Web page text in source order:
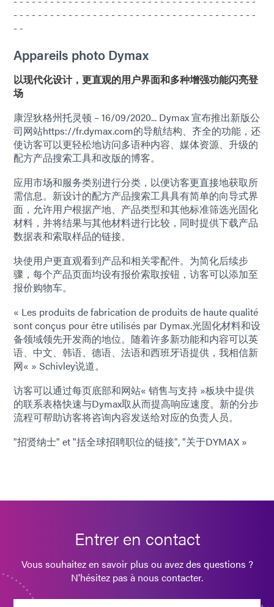
- - - - - - - - - - - - - - - - - - - - - - - - - - - - - - - - - - - - - - - -
- -
Appareils photo Dymax
以现代化设计，更直观的用户界面和多种增强功能闪亮登
场
康涅狄格州托灵顿 – 16/09/2020... Dymax 宣布推出新版公
司网站https://fr.dymax.com的导航结构、齐全的功能，还
使访客可以更轻松地访问多语种内容、媒体资源、升级的
配方产品搜索工具和改版的博客。
应用市场和服务类别进行分类，以便访客更直接地获取所
需信息。新设计的配方产品搜索工具具有简单的向导式界
面，允许用户根据产地、产品类型和其他标准筛选光固化
材料，并将结果与其他材料进行比较，同时提供下载产品
数据表和索取样品的链接。
块使用户更直观看到产品和相关零配件。为简化后续步
骤，每个产品页面均设有报价索取按钮，访客可以添加至
报价购物车。
« Les produits de fabrication de produits de haute qualité
sont conçus pour être utilisés par Dymax.光固化材料和设
备领域领先开发商的地位。随着许多新功能和内容可以英
语、中文、韩语、德语、法语和西班牙语提供，我相信新
网« » Schivley说道。
访客可以通过每页底部和网站« 销售与支持 »板块中提供
的联系表格快速与Dymax取从而提高响应速度。新的分步
流程可帮助访客将咨询内容发送给对应的负责人员。
"招贤纳士" et "括全球招聘职位的链接", "关于DYMAX »
Entrer en contact
Vous souhaitez en savoir plus ou avez des questions ?
N'hésitez pas à nous contacter.